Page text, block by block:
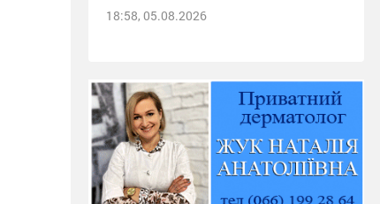
18:58, 05.08.2026